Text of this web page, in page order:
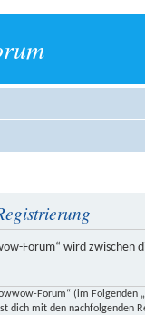
Forum“ wird zwischen
Forum“ (im Folgenden
dich mit den nachfolgenden